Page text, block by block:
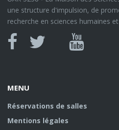
une structure d'impulsion, de
recherche en sciences humaines
Canal
MENU
Réservations de salles
Mentions légales